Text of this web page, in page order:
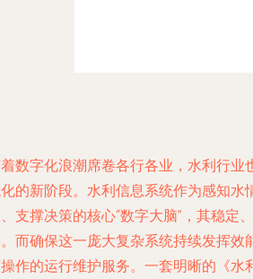
数字化浪潮席卷各行各业，水利行业
的新阶段。水利信息系统作为感知水
支撑决策的核心“数字大脑”，其稳定
而确保这一庞大复杂系统持续发挥效
作的运行维护服务。一套明晰的《水